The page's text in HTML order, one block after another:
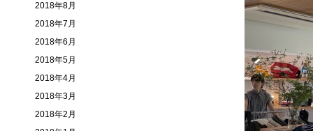
2018年8月
2018年7月
2018年6月
2018年5月
2018年4月
2018年3月
2018年2月